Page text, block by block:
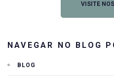
VISITE
NAVEGAR NO BLOG
BLOG